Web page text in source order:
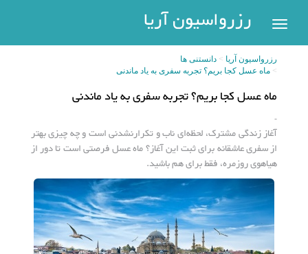
رزرواسیون آریارزرواسیون
اریا
پیگیری
بازگشت
هتل
تهران
مشهد
رزرواسیون آریا
دانستنی ها
ماه عسل کجا بریم؟ تجربه سفری به یاد ماندنی
ماه عسل کجا بریم؟ تجربه سفری به یاد ماندنی
-
آغاز زندگی مشترک، لحظه‌ای ناب و تکرارنشدنی ا‌ست و چه چیزی بهتر
از سفری عاشقانه برای ثبت این آغاز؟ ماه عسل فرصتی‌ است تا دور از
هیاهوی روزمره، فقط برای هم باشید.